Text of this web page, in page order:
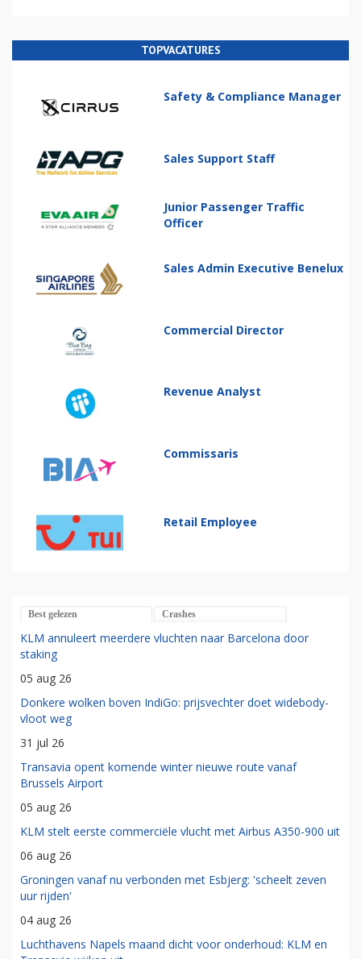
TOPVACATURES
Safety & Compliance Manager
Sales Support Staff
Junior Passenger Traffic
Officer
Sales Admin Executive Benelux
Commercial Director
Revenue Analyst
Commissaris
Retail Employee
Best gelezen Crashes
KLM annuleert meerdere vluchten naar Barcelona door
staking
05 aug 26
Donkere wolken boven IndiGo: prijsvechter doet widebody-
vloot weg
31 jul 26
Transavia opent komende winter nieuwe route vanaf
Brussels Airport
05 aug 26
KLM stelt eerste commerciële vlucht met Airbus A350-900 uit
06 aug 26
Groningen vanaf nu verbonden met Esbjerg: 'scheelt zeven
uur rijden'
04 aug 26
Luchthavens Napels maand dicht voor onderhoud: KLM en